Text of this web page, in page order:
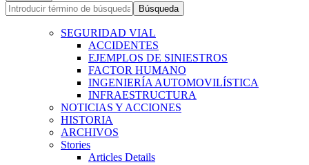
Búsqueda
SEGURIDAD VIAL
ACCIDENTES
EJEMPLOS DE SINIESTROS
FACTOR HUMANO
INGENIERÍA AUTOMOVILÍSTICA
INFRAESTRUCTURA
NOTICIAS Y ACCIONES
HISTORIA
ARCHIVOS
Stories
Articles Details